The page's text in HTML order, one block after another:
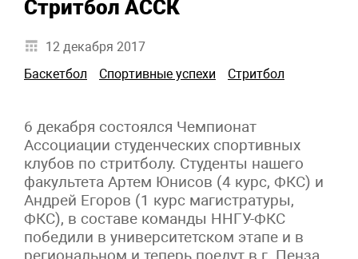
Стритбол АССК
12 декабря 2017
Баскетбол
Спортивные успехи Стритбол
6 декабря состоялся Чемпионат
Ассоциации студенческих спортивных
клубов по стритболу. Студенты нашего
факультета Артем Юнисов (4 курс, ФКС) и
Андрей Егоров (1 курс магистратуры,
ФКС), в составе команды ННГУ-ФКС
победили в университетском этапе и в